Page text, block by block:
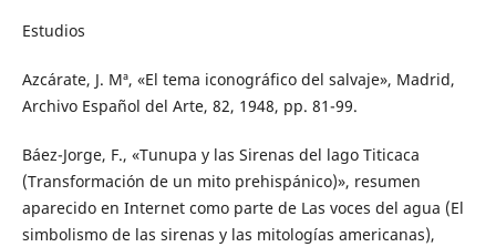
Estudios
Azcárate, J. Mª, «El tema iconográfico del salvaje», Madrid,
Archivo Español del Arte, 82, 1948, pp. 81-99.
Báez-Jorge, F., «Tunupa y las Sirenas del lago Titicaca
(Transformación de un mito prehispánico)», resumen
aparecido en Internet como parte de Las voces del agua (El
simbolismo de las sirenas y las mitologías americanas),